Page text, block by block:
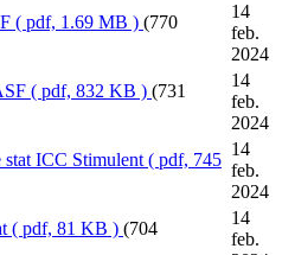
( pdf, 1.69 MB ) (770
14
feb.
2024
( pdf, 832 KB ) (731
14
feb.
2024
stat ICC Stimulent ( pdf, 745
14
feb.
2024
( pdf, 81 KB ) (704
14
feb.